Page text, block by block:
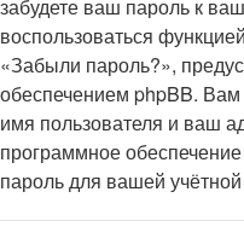
забудете ваш пароль к
воспользоваться
«Забыли пароль?»,
обеспечением phpBB.
имя пользователя и ваш
программное
пароль для вашей